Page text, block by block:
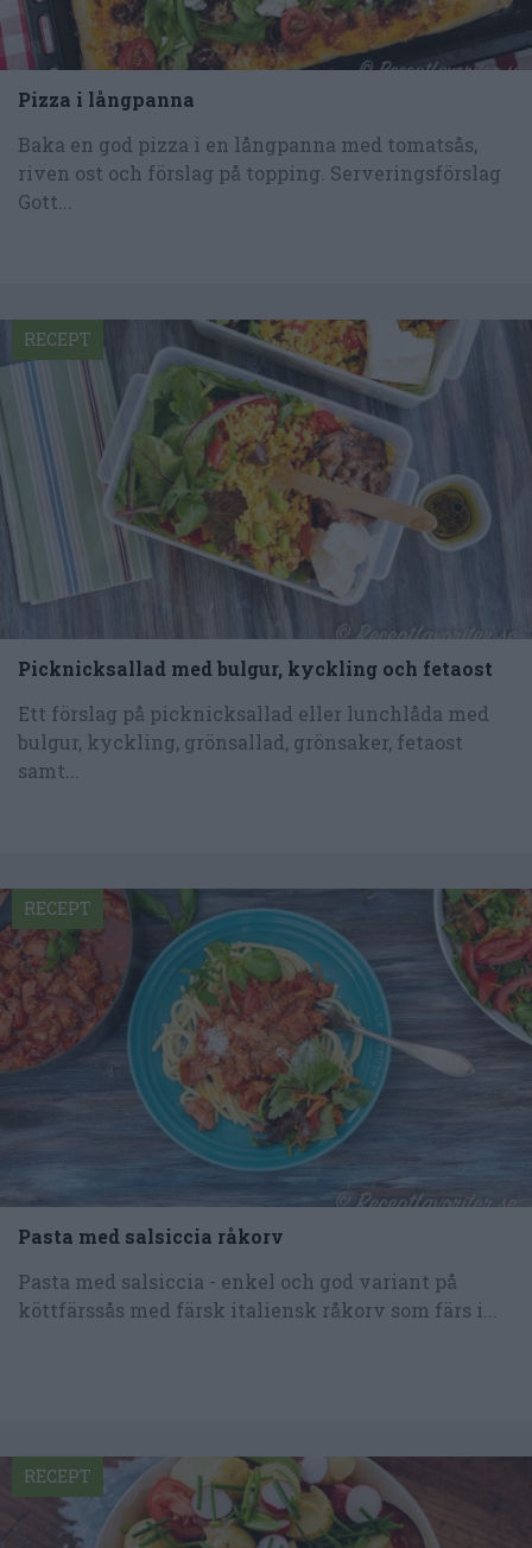
Pizza i långpanna
Baka en god pizza i en långpanna med tomatsås,
riven ost och förslag på topping. Serveringsförslag
Gott...
Picknicksallad med bulgur, kyckling och fetaost
Ett förslag på picknicksallad eller lunchlåda med
bulgur, kyckling, grönsallad, grönsaker, fetaost
samt...
RECEPT
Pasta med salsiccia råkorv
Pasta med salsiccia - enkel och god variant på
köttfärssås med färsk italiensk råkorv som färs i...
RECEPT
RECEPT